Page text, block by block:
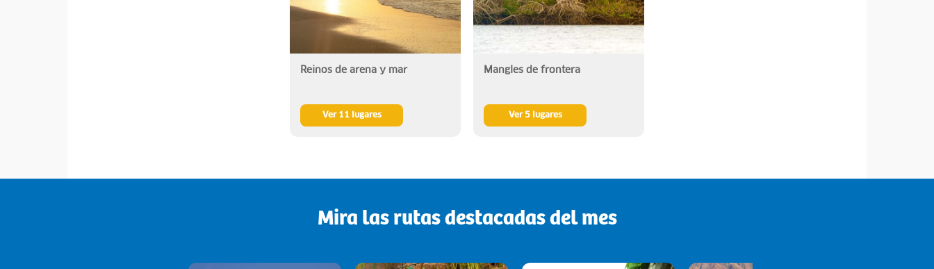
Reinos de arena y mar
Ver 11 lugares
Mangles de frontera
Ver 5 lugares
Mira las rutas destacadas del mes